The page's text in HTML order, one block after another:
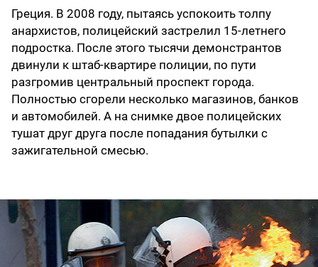
Греция. В 2008 году, пытаясь успокоить толпу
анархистов, полицейский застрелил 15-летнего
подростка. После этого тысячи демонст­рантов
двинули к штаб-квартире полиции, по пути
разгромив центральный проспект города.
Полностью сгорели несколько магазинов, банков
и автомобилей. А на снимке двое полицейских
тушат друг друга после попадания бутылки с
зажигательной смесью.